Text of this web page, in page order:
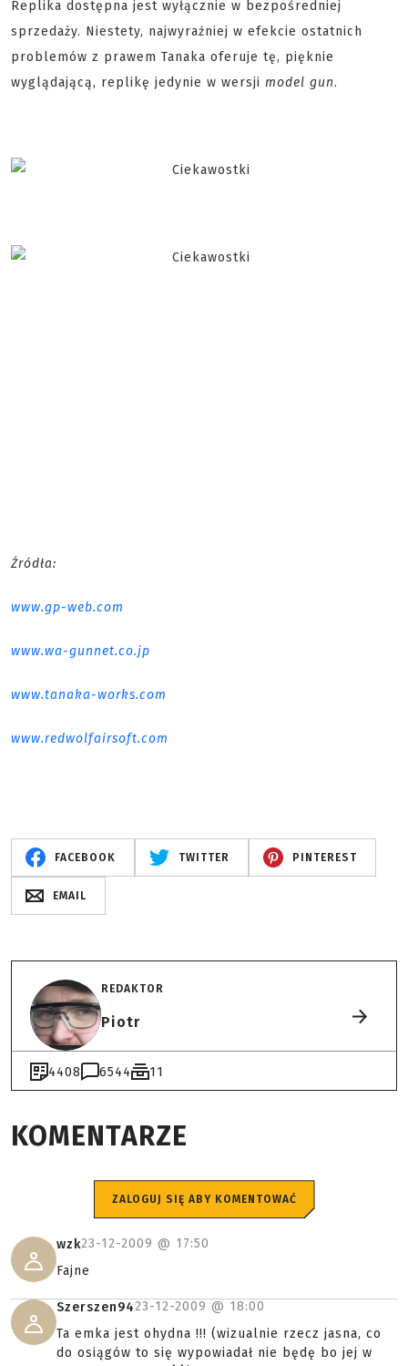
Replika dostępna jest wyłącznie w bezpośredniej
sprzedaży. Niestety, najwyraźniej w efekcie ostatnich
problemów z prawem Tanaka oferuje tę, pięknie
wyglądającą, replikę jedynie w wersji model gun.
Źródła:
www.gp-web.com
www.wa-gunnet.co.jp
www.tanaka-works.com
www.redwolfairsoft.com
FACEBOOK TWITTER PINTEREST
EMAIL
REDAKTOR
Piotr
4408 6544 11
KOMENTARZE
ZALOGUJ SIĘ ABY KOMENTOWAĆ
wzk23-12-2009 @ 17:50
Fajne
Szerszen9423-12-2009 @ 18:00
Ta emka jest ohydna !!! (wizualnie rzecz jasna, co
do osiągów to się wypowiadał nie będę bo jej w